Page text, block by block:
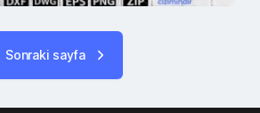
Sonraki sayfa